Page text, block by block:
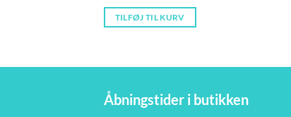
TILFØJ TIL KURV
Åbningstider i butikken